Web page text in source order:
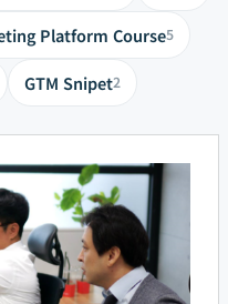
Platform Course5
GTM Snipet2